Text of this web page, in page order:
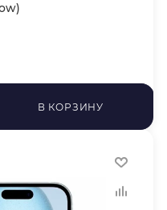
В КОРЗИНУ